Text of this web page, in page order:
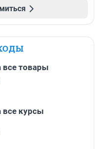
все товары
все курсы